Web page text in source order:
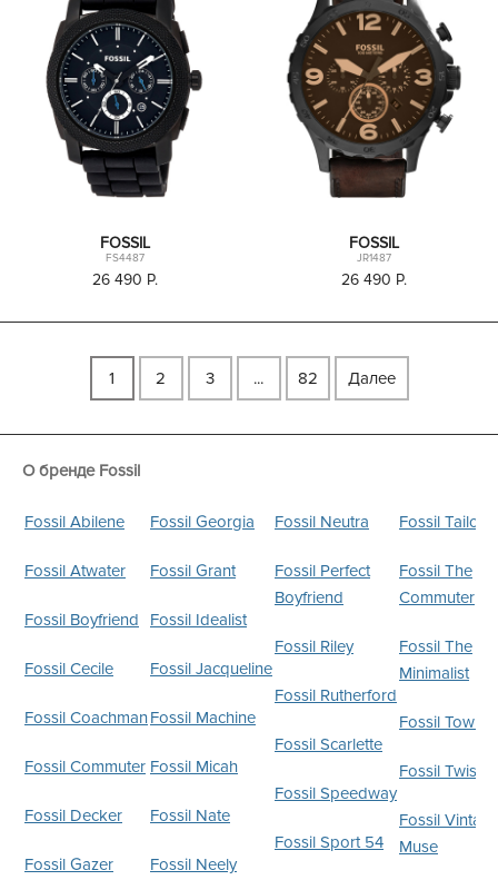
FOSSIL
FS4487
26 490 P.
FOSSIL
JR1487
26 490 P.
1 2 3 ... 82 Далее
О бренде Fossil
Fossil Abilene
Fossil Atwater
Fossil Boyfriend
Fossil Cecile
Fossil Coachman
Fossil Commuter
Fossil Decker
Fossil Gazer
Fossil Georgia
Fossil Grant
Fossil Idealist
Fossil Jacqueline
Fossil Machine
Fossil Micah
Fossil Nate
Fossil Neely
Fossil Neutra
Fossil Perfect
Boyfriend
Fossil Riley
Fossil Rutherford
Fossil Scarlette
Fossil Speedway
Fossil Sport 54
Fossil Tailor
Fossil The
Commuter
Fossil The
Minimalist
Fossil
Fossil Twist
Fossil
Muse